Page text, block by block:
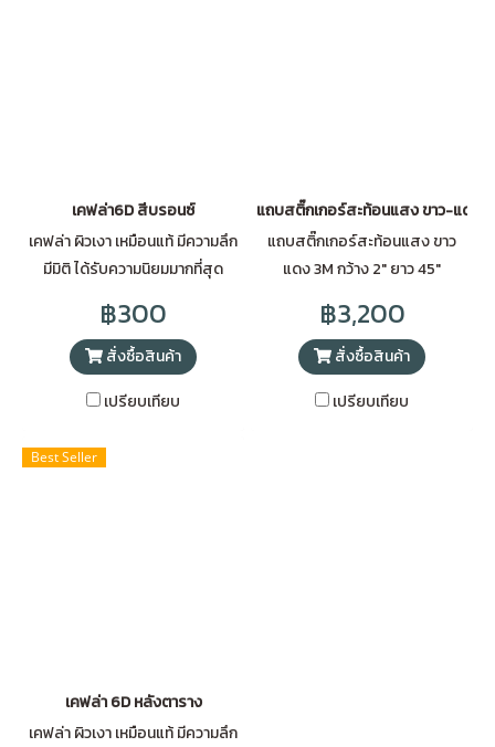
เคฟล่า6D สีบรอนซ์
เคฟล่า ผิวเงา เหมือนแท้ มีความลึก
มีมิติ ได้รับความนิยมมากที่สุด
฿300
สั่งซื้อสินค้า
เปรียบเทียบ
แถบสติ๊กเกอร์สะท้อนแสง ขาว-แดง
แถบสติ๊กเกอร์สะท้อนแสง ขาว
แดง 3M กว้าง 2" ยาว 45"
฿3,200
สั่งซื้อสินค้า
เปรียบเทียบ
Best Seller
เคฟล่า 6D หลังตาราง
เคฟล่า ผิวเงา เหมือนแท้ มีความลึก